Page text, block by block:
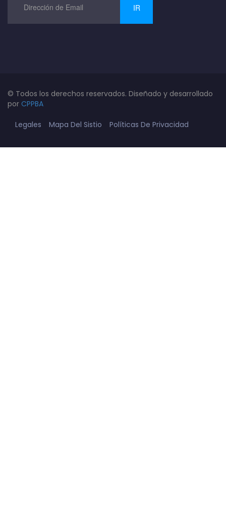
IR
© Todos los derechos reservados. Diseñado y desarrollado
por CPPBA
Legales Mapa Del Sistio Políticas De Privacidad